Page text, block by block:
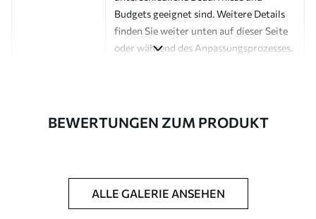
Budgets geeignet sind. Weitere Details
finden Sie weiter unten auf dieser Seite
oder während des Anpassungsprozesses.
bis zu 50 cm Breite geliefert.
BEWERTUNGEN ZUM PRODUKT
ALLE GALERIE ANSEHEN